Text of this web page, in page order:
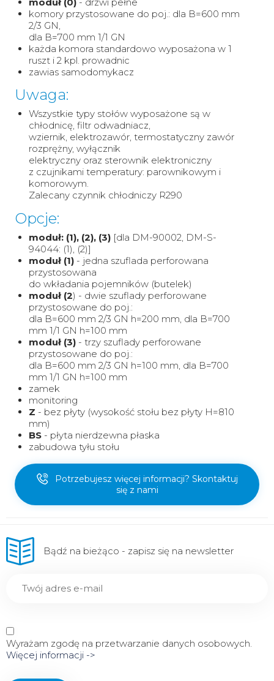
komory przystosowane do poj.: dla B=600 mm
2/3 GN,
dla B=700 mm 1/1 GN
każda komora standardowo wyposażona w 1
ruszt i 2 kpl. prowadnic
zawias samodomykacz
Uwaga:
Wszystkie typy stołów wyposażone są w
chłodnicę, filtr odwadniacz,
wziernik, elektrozawór, termostatyczny zawór
rozprężny, wyłącznik
elektryczny oraz sterownik elektroniczny
z czujnikami temperatury: parownikowym i
komorowym.
Zalecany czynnik chłodniczy R290
Opcje:
moduł: (1), (2), (3)[dla DM-90002, DM-S-
94044: (1), (2)]
moduł (1)- jedna szuflada perforowana
przystosowana
do wkładania pojemników (butelek)
moduł (2) - dwie szuflady perforowane
przystosowane do poj.:
dla B=600 mm 2/3 GN h=200 mm, dla B=700
mm 1/1 GN h=100 mm
moduł (3)- trzy szuflady perforowane
przystosowane do poj.:
dla B=600 mm 2/3 GN h=100 mm, dla B=700
mm 1/1 GN h=100 mm
zamek
monitoring
Z - bez płyty (wysokość stołu bez płyty H=810
mm)
BS- płyta nierdzewna płaska
zabudowa tyłu stołu
Potrzebujesz więcej informacji? Skontaktuj
się z nami
Bądź na bieżąco - zapisz się na newsletter
Wyrażam zgodę na przetwarzanie danych osobowych.
Więcej informacji ->